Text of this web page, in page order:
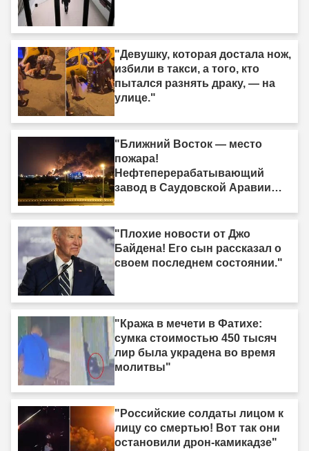
"Девушку, которая достала нож,
избили в такси, а того, кто
пытался разнять драку, — на
улице."
"Ближний Восток — место
пожара!
Нефтеперерабатывающий
завод в Саудовской Аравии
"Плохие новости от Джо
Байдена! Его сын рассказал о
своем последнем состоянии."
"Кража в мечети в Фатихе:
сумка стоимостью 450 тысяч
лир была украдена во время
молитвы"
"Российские солдаты лицом к
лицу со смертью! Вот так они
остановили дрон-камикадзе"